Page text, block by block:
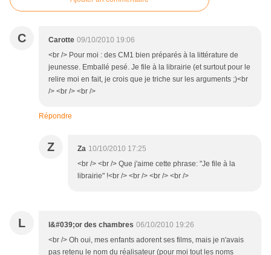
C Carotte 09/10/2010 19:06
<br /> Pour moi : des CM1 bien préparés à la littérature de
jeunesse. Emballé pesé. Je file à la librairie (et surtout pour le
relire moi en fait, je crois que je triche sur les arguments ;)<br
/> <br /> <br />
Répondre
Z Za 10/10/2010 17:25
<br /> <br /> Que j'aime cette phrase: "Je file à la
librairie" !<br /> <br /> <br /> <br />
L l&#039;or des chambres 06/10/2010 19:26
<br /> Oh oui, mes enfants adorent ses films, mais je n'avais
pas retenu le nom du réalisateur (pour moi tout les noms